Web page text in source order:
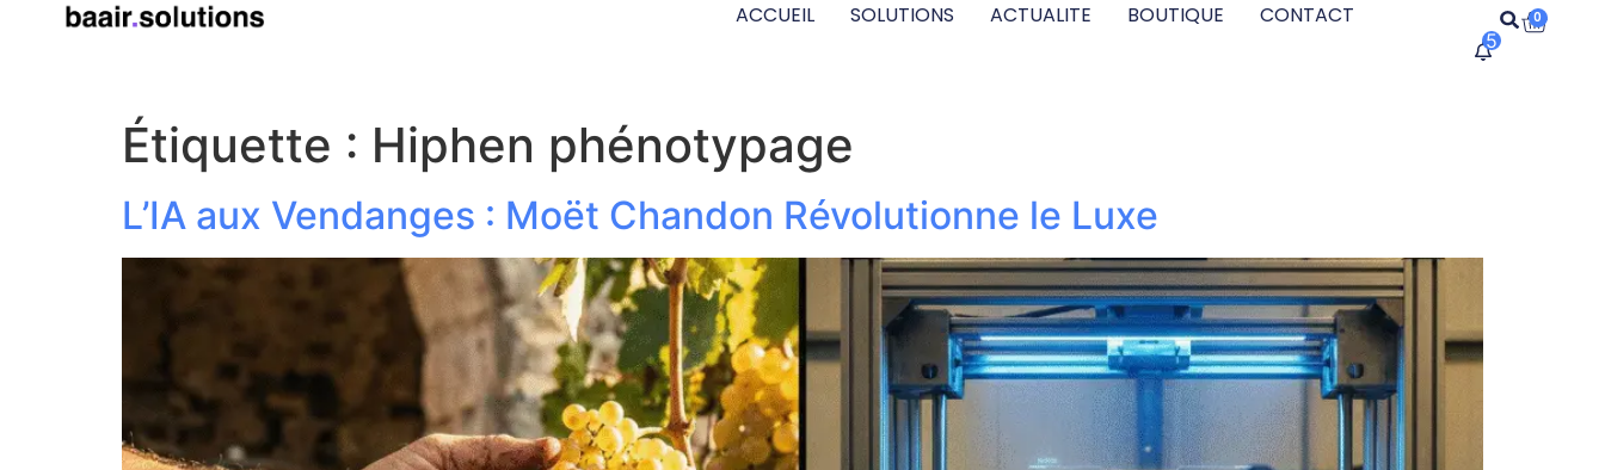
ACCUEIL SOLUTIONS ACTUALITE BOUTIQUE CONTACT
5
0
Étiquette : Hiphen phénotypage
L’IA aux Vendanges : Moët Chandon Révolutionne le Luxe